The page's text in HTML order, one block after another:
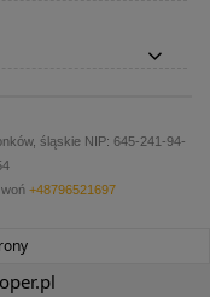
śląskie NIP: 645-241-94-
+48796521697